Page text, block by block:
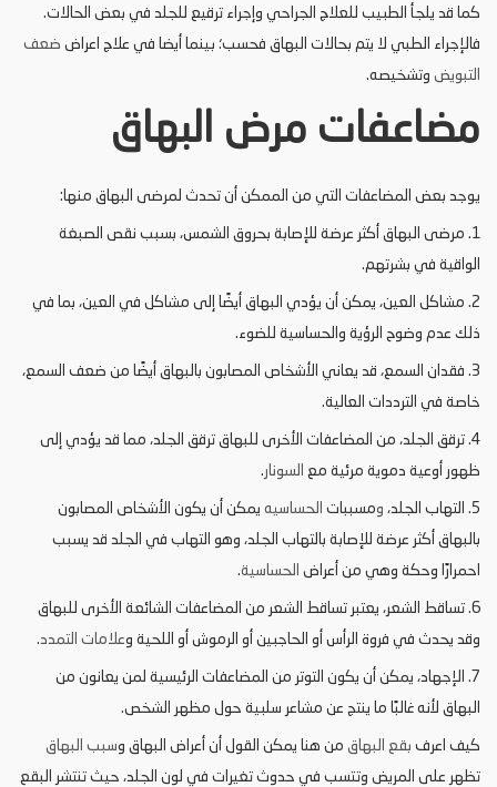
كما قد يلجأ الطبيب للعلاج الجراحي وإجراء ترقيع للجلد في بعض الحالات.
فالإجراء الطبي لا يتم بحالات البهاق فحسب؛ بينما أيضا في علاج اعراض ضعف
التبويض وتشخيصه.
مضاعفات مرض البهاق
يوجد بعض المضاعفات التي من الممكن أن تحدث لمرضى البهاق منها:
1. مرضى البهاق أكثر عرضة للإصابة بحروق الشمس، بسبب نقص الصبغة
الواقية في بشرتهم.
2. مشاكل العين، يمكن أن يؤدي البهاق أيضًا إلى مشاكل في العين، بما في
ذلك عدم وضوح الرؤية والحساسية للضوء.
3. فقدان السمع، قد يعاني الأشخاص المصابون بالبهاق أيضًا من ضعف السمع،
خاصة في الترددات العالية.
4. ترقق الجلد، من المضاعفات الأخرى للبهاق ترقق الجلد، مما قد يؤدي إلى
ظهور أوعية دموية مرئية مع السونار.
5. التهاب الجلد، ومسببات الحساسيه يمكن أن يكون الأشخاص المصابون
بالبهاق أكثر عرضة للإصابة بالتهاب الجلد، وهو التهاب في الجلد قد يسبب
احمرارًا وحكة وهي من أعراض الحساسية.
6. تساقط الشعر، يعتبر تساقط الشعر من المضاعفات الشائعة الأخرى للبهاق
وقد يحدث في فروة الرأس أو الحاجبين أو الرموش أو اللحية وعلامات التمدد.
7. الإجهاد، يمكن أن يكون التوتر من المضاعفات الرئيسية لمن يعانون من
البهاق لأنه غالبًا ما ينتج عن مشاعر سلبية حول مظهر الشخص.
كيف اعرف بقع البهاق من هنا يمكن القول أن أعراض البهاق وسبب البهاق
تظهر على المريض وتتسب في حدوث تغيرات في لون الجلد، حيث تنتشر البقع